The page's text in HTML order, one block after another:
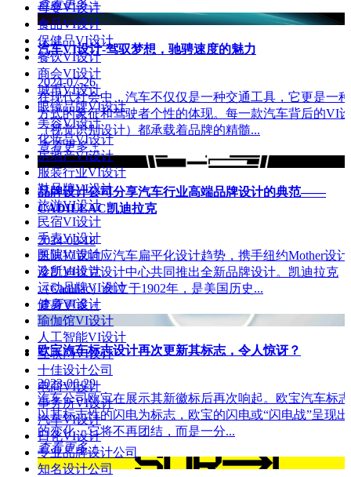
母婴VI设计
食品VI设计
保健品VI设计
餐饮VI设计
商会VI设计
城市VI设计
眼镜品牌VI设计
美容VI设计
化妆品VI设计
房地产VI设计
服装行业VI设计
鞋品牌VI设计
旅游VI设计
民宿VI设计
手表VI设计
医院VI设计
诊所VI设计
运动品牌VI设计
健身VI设计
瑜伽馆VI设计
人工智能VI设计
互联网VI设计
十佳设计公司
电商VI设计
事务所VI设计
汽车VI设计
日化VI设计
专业品牌设计公司
知名设计公司
查看更多 +
汽车VI设计-驾驭梦想，驰骋速度的魅力
2024-07-26
在现代社会中，汽车不仅仅是一种交通工具，它更是一
方式的象征和驾驶者个性的体现。每一款汽车背后的VI
（视觉识别设计）都承载着品牌的精髓...
查看更多 +
品牌设计公司分享汽车行业高端品牌设计的典范——
CADILLAC凯迪拉克
2024-02-18
凯迪拉克响应汽车扁平化设计趋势，携手纽约Mother设
及凯迪拉克设计中心共同推出全新品牌设计。凯迪拉克
（Cadillac）创立于1902年，是美国历史...
查看更多 +
欧宝汽车标志设计再次更新其标志，令人惊讶？
2023-06-29
汽车公司欧宝在展示其新徽标后再次响起。欧宝汽车标
以其标志性的闪电为标志，欧宝的闪电或“闪电战”呈现
的变化，它将不再团结，而是一分...
查看更多 +